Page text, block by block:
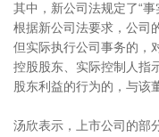
其中，新公司法规定了“事
根据新公司法要求，公司
但实际执行公司事务的，
控股股东、实际控制人指
股东利益的行为的，与该
汤欣表示，上市公司的部